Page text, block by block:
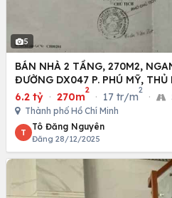
5
BÁN NHÀ 2 TẦNG, 270M2,
ĐƯỜNG DX047 P. PHÚ MỸ,
6.2 tỷ · 270m
2
· 17 tr/m
2
·
Thành phố Hồ Chí Minh
T
Tô Đăng Nguyên
Đăng 28/12/2025